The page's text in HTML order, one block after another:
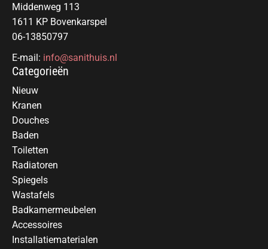
Middenweg 113
1611 KP Bovenkarspel
06-13850797
E-mail: info@sanithuis.nl
Categorieën
Nieuw
Kranen
Douches
Baden
Toiletten
Radiatoren
Spiegels
Wastafels
Badkamermeubelen
Accessoires
Installatiematerialen